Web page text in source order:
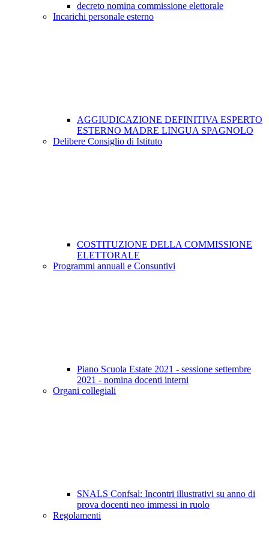
decreto nomina commissione elettorale
Incarichi personale esterno
AGGIUDICAZIONE DEFINITIVA ESPERTO
ESTERNO MADRE LINGUA SPAGNOLO
Delibere Consiglio di Istituto
COSTITUZIONE DELLA COMMISSIONE
ELETTORALE
Programmi annuali e Consuntivi
Piano Scuola Estate 2021 - sessione settembre
2021 - nomina docenti interni
Organi collegiali
SNALS Confsal: Incontri illustrativi su anno di
prova docenti neo immessi in ruolo
Regolamenti